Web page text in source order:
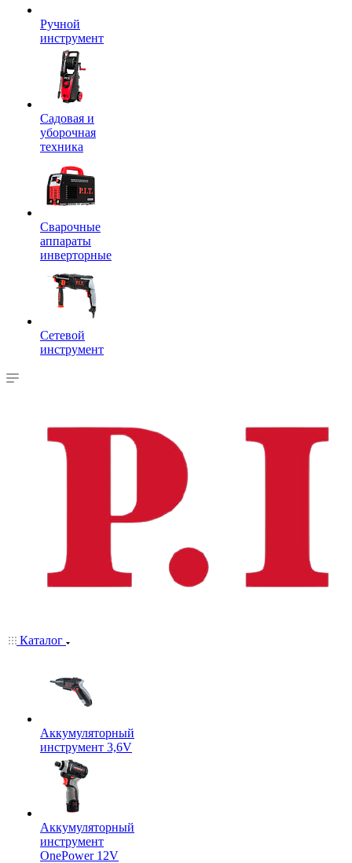
Ручной
инструмент
Садовая и
уборочная
техника
Сварочные
аппараты
инверторные
Сетевой
инструмент
Каталог
Аккумуляторный
инструмент 3,6V
Аккумуляторный
инструмент
OnePower 12V